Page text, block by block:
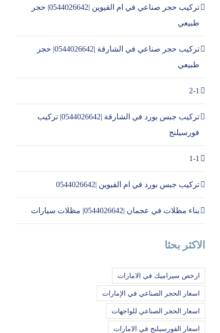
تركيب حجر صناعي في ام القيوين |0544026642| حجر
طبيعي
تركيب حجر صناعي في الشارقة |0544026642| حجر
طبيعي
2-1
تركيب جبس بورد في الشارقة |0544026642| تركيب
فورسيلنج
1-1
تركيب جبس بورد في ام القيوين |0544026642
بناء مظلات في عجمان |0544026642| مظلات سيارات
الاكثر بحثا
ارخص سيراميك في الامارات
اسعار الحجر الصناعي في الإمارات
اسعار الحجر الصناعي للواجهات
اسعار الفورسيلنج في الامارات